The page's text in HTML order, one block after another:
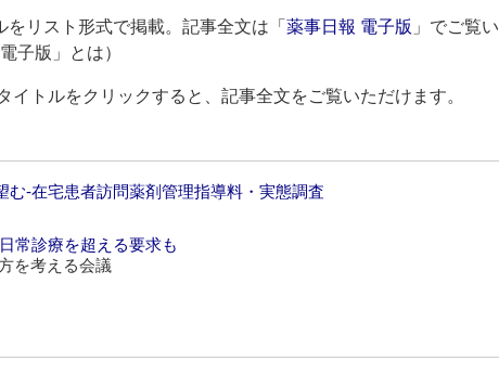
をリスト形式で掲載。記事全文は「 薬事日報 電子版 」でご覧い
子版」とは）
トルをクリックすると、記事全文をご覧いただけます。
む‐在宅患者訪問薬剤管理指導料・実態調査
常診療を超える要求も
を考える会議